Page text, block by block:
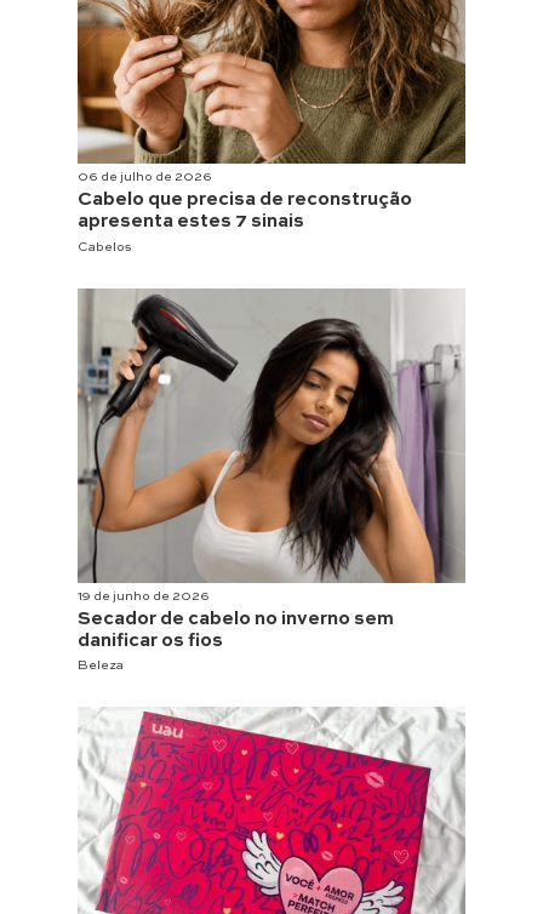
06 de julho de 2026
Cabelo que precisa de reconstrução
apresenta estes 7 sinais
Cabelos
19 de junho de 2026
Secador de cabelo no inverno sem
danificar os fios
Beleza